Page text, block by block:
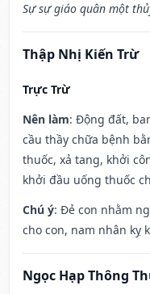
Sự sự giáo quân một
Thập Nhị Kiến Trừ
Trực Trừ
Nên làm: Động đất,
cầu thầy chữa bệnh
thuốc, xả tang, khởi
khởi đầu uống thuốc
Chú ý: Đẻ con nhằm
cho con, nam nhân kỵ
Ngọc Hạp Thông